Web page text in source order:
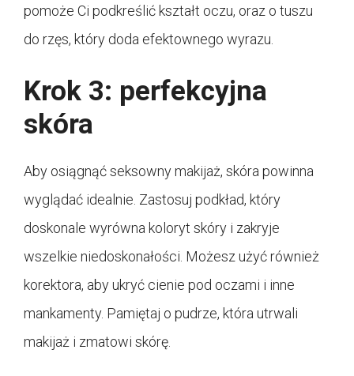
pomoże Ci podkreślić kształt oczu, oraz o tuszu
do rzęs, który doda efektownego wyrazu.
Krok 3: perfekcyjna
skóra
Aby osiągnąć seksowny makijaż, skóra powinna
wyglądać idealnie. Zastosuj podkład, który
doskonale wyrówna koloryt skóry i zakryje
wszelkie niedoskonałości. Możesz użyć również
korektora, aby ukryć cienie pod oczami i inne
mankamenty. Pamiętaj o pudrze, która utrwali
makijaż i zmatowi skórę.